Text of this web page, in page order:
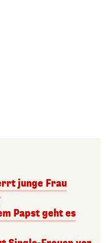
junge Frau
Papst geht es